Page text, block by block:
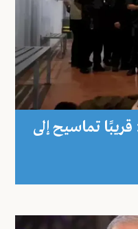
تماسيح إلى